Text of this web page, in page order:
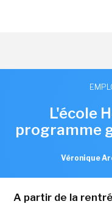
L'école
programme
Véronique
A partir de la